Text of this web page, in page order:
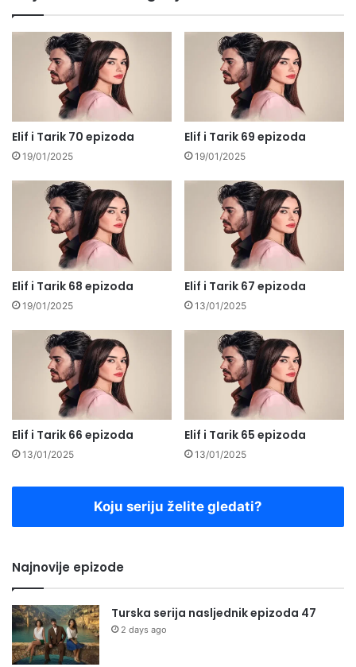
Elif i Tarik 70 epizoda
19/01/2025
Elif i Tarik 69 epizoda
19/01/2025
Elif i Tarik 68 epizoda
19/01/2025
Elif i Tarik 67 epizoda
13/01/2025
Elif i Tarik 66 epizoda
13/01/2025
Elif i Tarik 65 epizoda
13/01/2025
Koju seriju želite gledati?
Najnovije epizode
Turska serija nasljednik epizoda 47
2 days ago